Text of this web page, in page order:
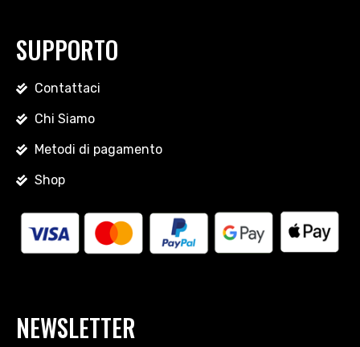
SUPPORTO
Contattaci
Chi Siamo
Metodi di pagamento
Shop
NEWSLETTER